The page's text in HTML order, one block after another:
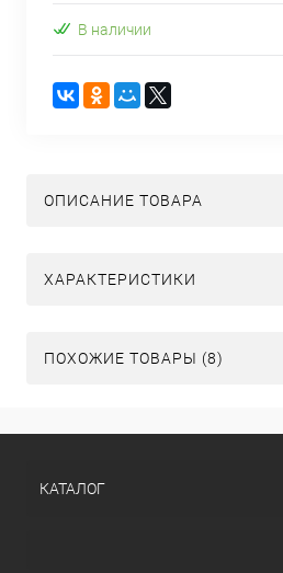
В наличии
ОПИСАНИЕ ТОВАРА
ХАРАКТЕРИСТИКИ
ПОХОЖИЕ ТОВАРЫ (8)
КАТАЛОГ